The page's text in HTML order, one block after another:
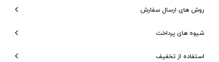
روش های ارسال سفارش
شیوه های پرداخت
استفاده از تخفیف